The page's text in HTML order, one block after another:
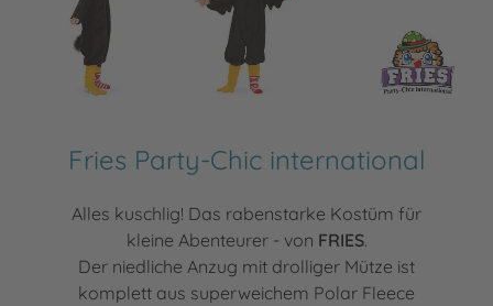
Fries Party-Chic international
Alles kuschlig! Das rabenstarke Kostüm für
kleine Abenteurer - von FRIES.
Der niedliche Anzug mit drolliger Mütze ist
komplett aus superweichem Polar Fleece